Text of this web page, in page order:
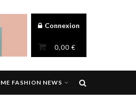
Connexion
0,00 €
FASHION NEWS